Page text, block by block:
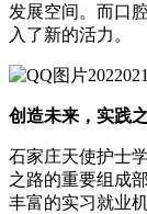
发展空间。而口
入了新的活力。
创造未来，实践
石家庄天使护士
之路的重要组成
丰富的实习就业